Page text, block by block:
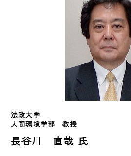
法政大学
人間環境学部　教授
長谷川 直哉 氏